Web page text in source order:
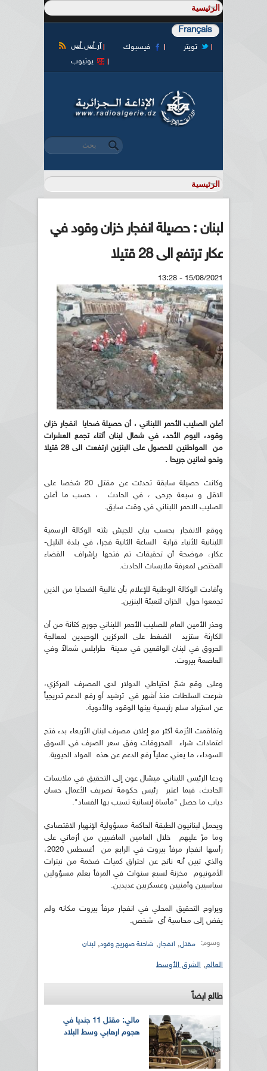
Français
آر أس أس فيسبوك
تويتر
يوتيوب
استمارة البحث
‏بحث ‏
لبنان : حصيلة انفجار خزان وقود في
عكار ترتفع الى 28 قتيلا
15/08/2021 - 13:28
أعلن الصليب الأحمر اللبناني ، أن حصيلة ضحايا انفجار خزان
وقود، اليوم الأحد، في شمال لبنان أثناء تجمع العشرات
من المواطنين للحصول على البنزين ارتفعت الى 28 قتيلا
ونحو ثمانين جريحا .
وكانت حصيلة سابقة تحدثت عن مقتل 20 شخصا على
الاقل و سبعة جرحى ، في الحادث ، حسب ما أعلن
الصليب الاحمر اللبناني في وقت سابق.
ووقع الانفجار بحسب بيان للجيش بثته الوكالة الرسمية
اللبنانية للأنباء قرابة الساعة الثانية فجرا، في بلدة التليل-
عكار، موضحة أن تحقيقات تم فتحها بإشراف القضاء
المختص لمعرفة ملابسات الحادث.
وأفادت الوكالة الوطنية للإعلام بأن غالبية الضحايا من الذين
تجمعوا حول الخزان لتعبئة البنزين.
وحذر الأمين العام للصليب الأحمر اللبناني جورج كتانة من أن
الكارثة ستزيد الضغط على المركزين الوحيدين لمعالجة
الحروق في لبنان الواقعين في مدينة طرابلس شمالاً وفي
العاصمة بيروت.
وعلى وقع شحّ احتياطي الدولار لدى المصرف المركزي،
شرعت السلطات منذ أشهر في ترشيد أو رفع الدعم تدريجياً
عن استيراد سلع رئيسية بينها الوقود والأدوية.
وتفاقمت الأزمة أكثر مع إعلان مصرف لبنان الأربعاء بدء فتح
اعتمادات شراء المحروقات وفق سعر الصرف في السوق
السوداء، ما يعني عملياً رفع الدعم عن هذه المواد الحيوية.
ودعا الرئيس اللبناني ميشال عون إلى التحقيق في ملابسات
الحادث، فيما اعتبر رئيس حكومة تصريف الأعمال حسان
دياب ما حصل "مأساة إنسانية تسبب بها الفساد".
ويحمل لبنانيون الطبقة الحاكمة مسؤولية الإنهيار الاقتصادي
وما مرّ عليهم خلال العامين الماضيين من أزماتي على
رأسها انفجار مرفأ بيروت في الرابع من أغسطس 2020،
والذي تبين أنه ناتج عن احتراق كميات ضخمة من نيترات
الأمونيوم مخزنة لسبع سنوات في المرفأ بعلم مسؤولين
سياسيين وأمنيين وعسكريين عديدين.
ويراوح التحقيق المحلي في انفجار مرفأ بيروت مكانه ولم
يفض إلى محاسبة أي شخص.
وسوم: مقتل, انفجار, شاحنة صهريج وقود, لبنان
العالم, الشرق الأوسط
طالع ايضاً
مالي: مقتل 11 جنديا في
هجوم ارهابي وسط البلاد